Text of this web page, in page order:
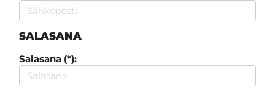
SALASANA
Salasana (*):